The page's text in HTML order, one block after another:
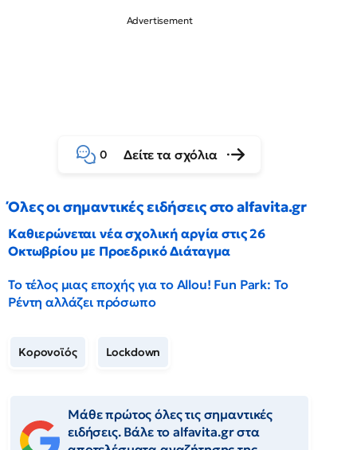
0 Δείτε τα σχόλια
Όλες οι σημαντικές ειδήσεις στο alfavita.gr
Καθιερώνεται νέα σχολική αργία στις 26
Οκτωβρίου με Προεδρικό Διάταγμα
Το τέλος μιας εποχής για το Allou! Fun Park: Το
Ρέντη αλλάζει πρόσωπο
Κορονοϊός Lockdown
Μάθε πρώτος όλες τις σημαντικές
ειδήσεις. Βάλε το alfavita.gr στα